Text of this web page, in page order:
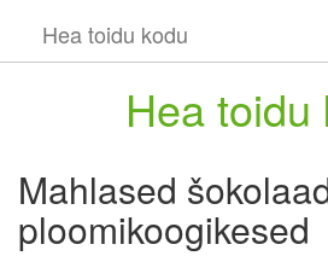
Hea toidu
Hea toidu kodu
Mahlased
ploomikoogikesed